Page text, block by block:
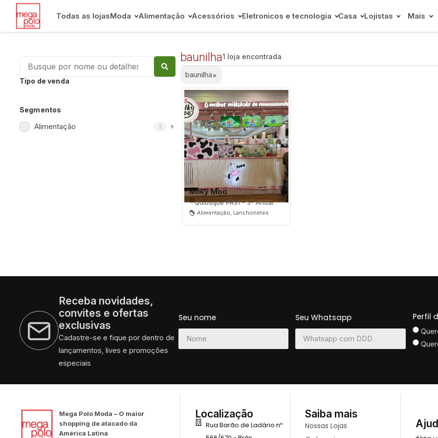
Todas as lojasModa Alimentação Acessórios Eletronicos e tecnologia Casa Lojistas Mais
Tipo de venda
Segmentos
Alimentação 2
baunilha1 loja encontrada
baunilha×
Milky Moo
Quiosque PA31 - 3º Andar
Alimentação, Lanchonetes
Receba novidades,
convites e ofertas
exclusivas
Cadastre-se e fique por dentro de
lançamentos, lives e promoções
especiais
Seu nome Seu Whatsapp Perfil
Mega Polo Moda – O maior
shopping de atacado da
América Latina
Localização
Rua Barão de Ladário nº
Saiba mais
Nossas Lojas